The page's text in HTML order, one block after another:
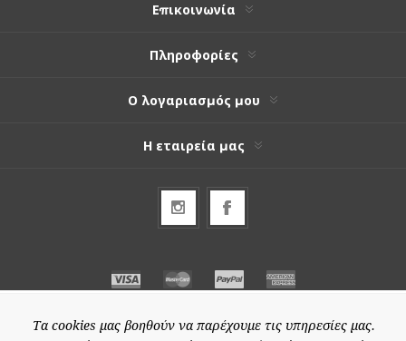
Επικοινωνία
Πληροφορίες
Ο λογαριασμός μου
Η εταιρεία μας
Τα cookies μας βοηθούν να παρέχουμε τις υπηρεσίες μας.